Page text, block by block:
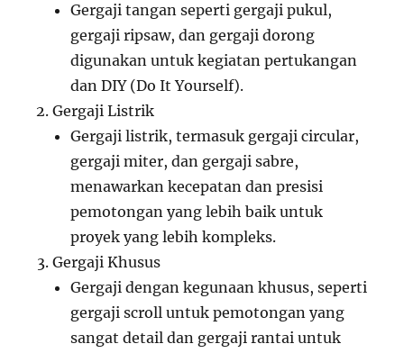
Gergaji tangan seperti gergaji pukul,
gergaji ripsaw, dan gergaji dorong
digunakan untuk kegiatan pertukangan
dan DIY (Do It Yourself).
Gergaji Listrik
Gergaji listrik, termasuk gergaji circular,
gergaji miter, dan gergaji sabre,
menawarkan kecepatan dan presisi
pemotongan yang lebih baik untuk
proyek yang lebih kompleks.
Gergaji Khusus
Gergaji dengan kegunaan khusus, seperti
gergaji scroll untuk pemotongan yang
sangat detail dan gergaji rantai untuk